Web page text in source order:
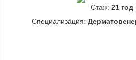
Стаж: 21 год
Специализация: